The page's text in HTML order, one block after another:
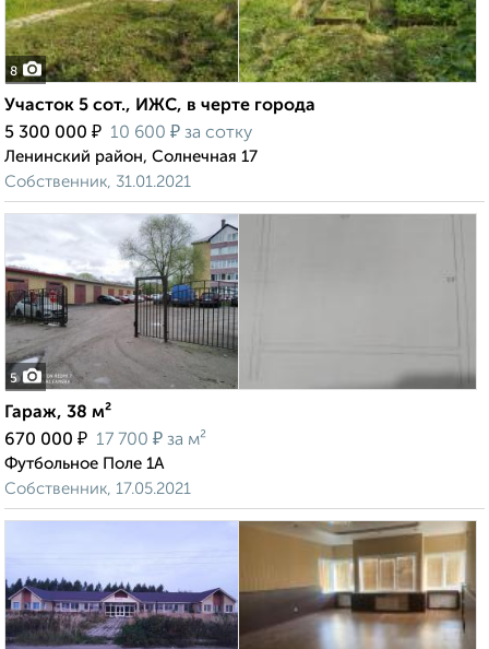
8
Участок 5 сот., ИЖС, в черте города
5 300 000 ₽ 10 600 ₽ за сотку
Ленинский район, Солнечная 17
Собственник, 31.01.2021
5
Гараж, 38 м²
670 000 ₽ 17 700 ₽ за м²
Футбольное Поле 1А
Собственник, 17.05.2021